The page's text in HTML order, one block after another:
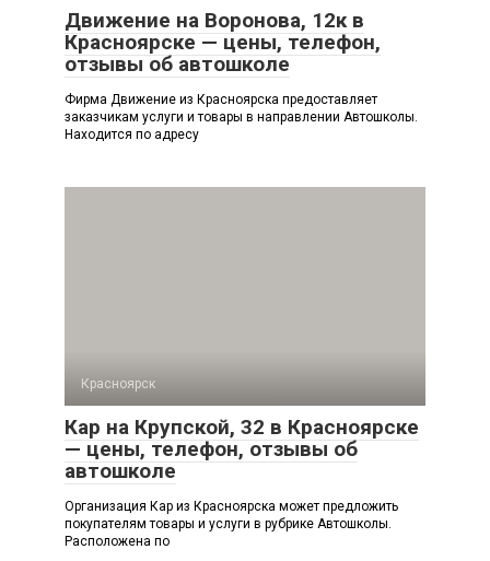
Движение на Воронова, 12к в
Красноярске — цены, телефон,
отзывы об автошколе
Фирма Движение из Красноярска предоставляет
заказчикам услуги и товары в направлении Автошколы.
Находится по адресу
Красноярск
Кар на Крупской, 32 в Красноярске
— цены, телефон, отзывы об
автошколе
Организация Кар из Красноярска может предложить
покупателям товары и услуги в рубрике Автошколы.
Расположена по